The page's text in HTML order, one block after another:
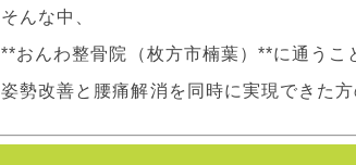
そんな中、
**おんわ整骨院（枚方市楠葉）**に通うこ
姿勢改善と腰痛解消を同時に実現できた